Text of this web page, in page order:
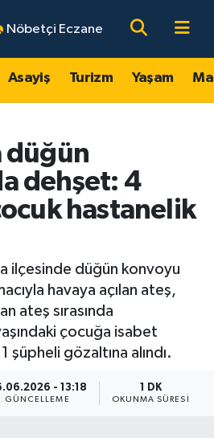
Nöbetçi Eczane
Asayiş Turizm Yaşam
düğün
dehşet: 4
hastanelik
ilçesinde düğün konvoyu
havaya açılan ateş,
ateş sırasında
çocuğa isabet
şüpheli gözaltına alındı.
- 13:18
GÜNCELLEME
1 DK
OKUNMA SÜRESI
Eczaneler
Haritası
ve Fikstür